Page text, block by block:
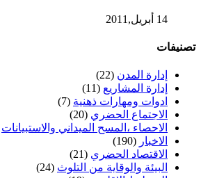
14 أبريل,2011
تصنيفات
إدارة المدن (22)
إدارة المشاريع (11)
ادوات ومهارات ذهنية (7)
الاجتماع الحضري (20)
الاحصاء ،المسح الميداني والاستبيانات
الاخبار (190)
الاقتصاد الحضري (21)
البيئة والوقاية من التلوث (24)